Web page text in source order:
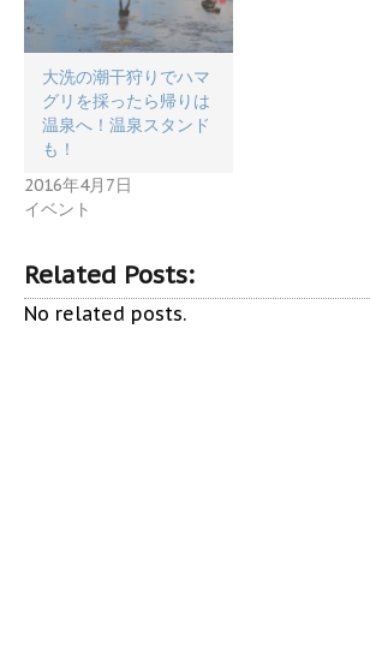
大洗の潮干狩りでハマ
グリを採ったら帰りは
温泉へ！温泉スタンド
も！
2016年4月7日
イベント
Related Posts:
No related posts.